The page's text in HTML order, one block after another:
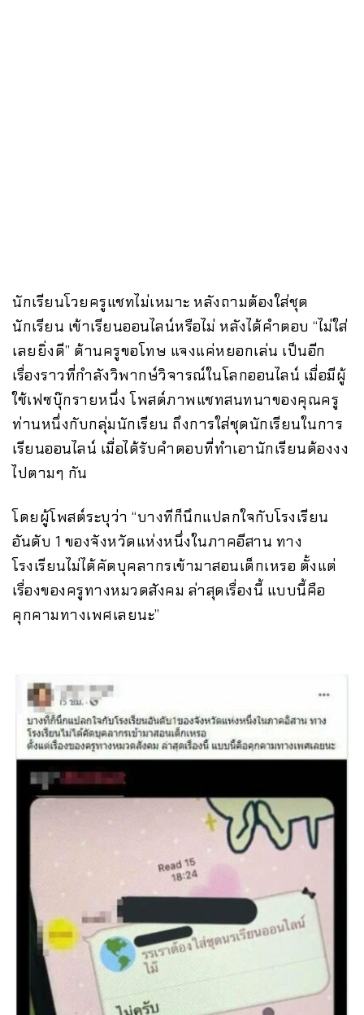
นักเรียนโวยครูแชทไม่เหมาะ หลังถามต้องใส่ชุด
นักเรียน เข้าเรียนออนไลน์หรือไม่ หลังได้คำตอบ “ไม่ใส่
เลยยิ่งดี” ด้านครูขอโทษ แจงแค่หยอกเล่น เป็นอีก
เรื่องราวที่กำลังวิพากษ์วิจารณ์ในโลกออนไลน์ เมื่อมีผู้
ใช้เฟซบุ๊กรายหนึ่ง โพสต์ภาพแชทสนทนาของคุณครู
ท่านหนึ่งกับกลุ่มนักเรียน ถึงการใส่ชุดนักเรียนในการ
เรียนออนไลน์ เมื่อได้รับคำตอบที่ทำเอานักเรียนต้องงง
ไปตามๆ กัน
โดยผู้โพสต์ระบุว่า “บางทีก็นึกแปลกใจกับโรงเรียน
อันดับ 1 ของจังหวัดแห่งหนึ่งในภาคอีสาน ทาง
โรงเรียนไม่ได้คัดบุคลากรเข้ามาสอนเด็กเหรอ ตั้งแต่
เรื่องของครูทางหมวดสังคม ล่าสุดเรื่องนี้ แบบนี้คือ
คุกคามทางเพศเลยนะ”